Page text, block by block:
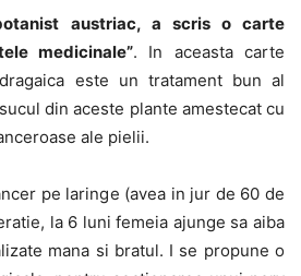
austriac, a scris o carte
medicinale”. In aceasta carte
este un tratament bun al
din aceste plante amestecat cu
ale pielii.
pe laringe (avea in jur de 60 de
la 6 luni femeia ajunge sa aiba
mana si bratul. I se propune o